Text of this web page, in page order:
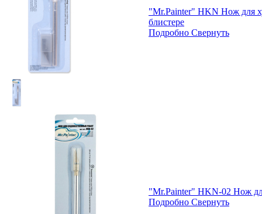
"Mr.Painter" HKN Нож для
блистере
Подробно Свернуть
"Mr.Painter" HKN-02 Нож
Подробно Свернуть